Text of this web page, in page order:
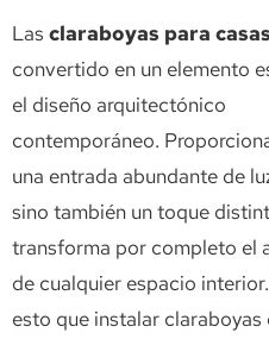
Las claraboyas para casas
convertido en un elemento
el diseño arquitectónico
contemporáneo.
una entrada abundante de
sino también un toque
transforma por completo el
de cualquier espacio
esto que instalar claraboyas